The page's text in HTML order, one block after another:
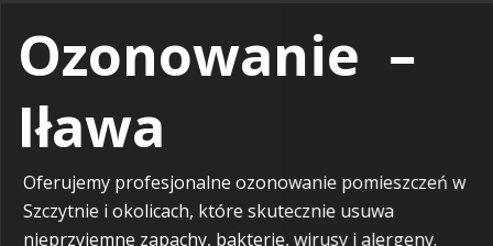
Ozonowanie –
Iława
Oferujemy profesjonalne ozonowanie pomieszczeń w
Szczytnie i okolicach, które skutecznie usuwa
nieprzyjemne zapachy, bakterie, wirusy i alergeny.